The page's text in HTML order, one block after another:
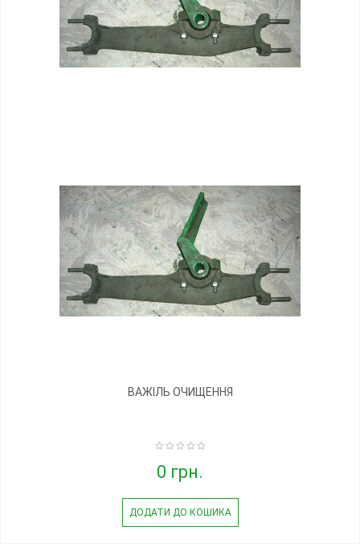
ВАЖІЛЬ ОЧИЩЕННЯ
0 грн.
ДОДАТИ ДО КОШИКА